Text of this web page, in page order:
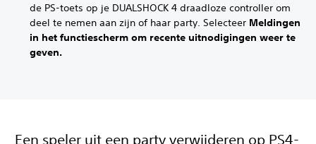
de PS-toets op je DUALSHOCK 4 draadloze controller om
deel te nemen aan zijn of haar party. Selecteer Meldingen
in het functiescherm om recente uitnodigingen weer te
geven.
Een speler uit een party verwijderen op PS4-